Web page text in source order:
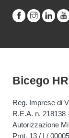
Bicego HR
Reg. Imprese di
R.E.A. n. 218138
Autorizzazione
Prot. 13 / I /